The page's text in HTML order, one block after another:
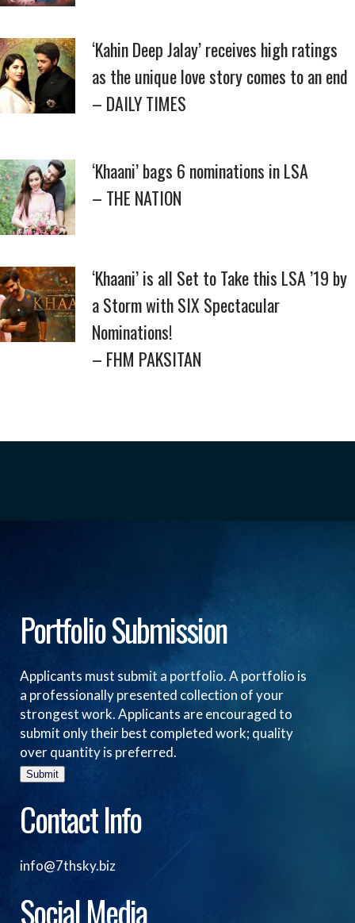
‘Kahin Deep Jalay’ receives high ratings
as the unique love story comes to an end
– DAILY TIMES
‘Khaani’ bags 6 nominations in LSA
– THE NATION
‘Khaani’ is all Set to Take this LSA ’19 by
a Storm with SIX Spectacular
Nominations!
– FHM PAKSITAN
Portfolio Submission
Applicants must submit a portfolio. A portfolio is
a professionally presented collection of your
strongest work. Applicants are encouraged to
submit only their best completed work; quality
over quantity is preferred.
Submit
Contact Info
info@7thsky.biz
Social Media